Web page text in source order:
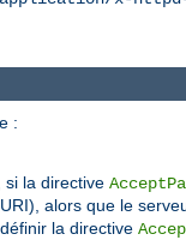
:
si la directive
alors que le
la directive